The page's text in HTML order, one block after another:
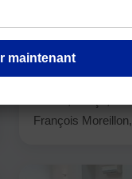
le partenariat
Rouge lors
François
La Première
Tuluka, a reçu,
François
maintenant